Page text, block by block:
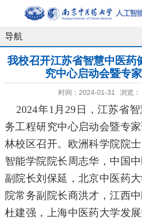
导航
我校召开江苏省智慧中医药
究中心启动会暨专
时间：2024-01-31 浏览：
2024年1月 29 日，江苏省
务工程研究中心启动会暨专
林校区召开。欧洲科学院院
智能学院院长周志华，中国
副院长刘保延，北京中医药
院常务副院长商洪才，江西
杜建强，上海中医药大学发